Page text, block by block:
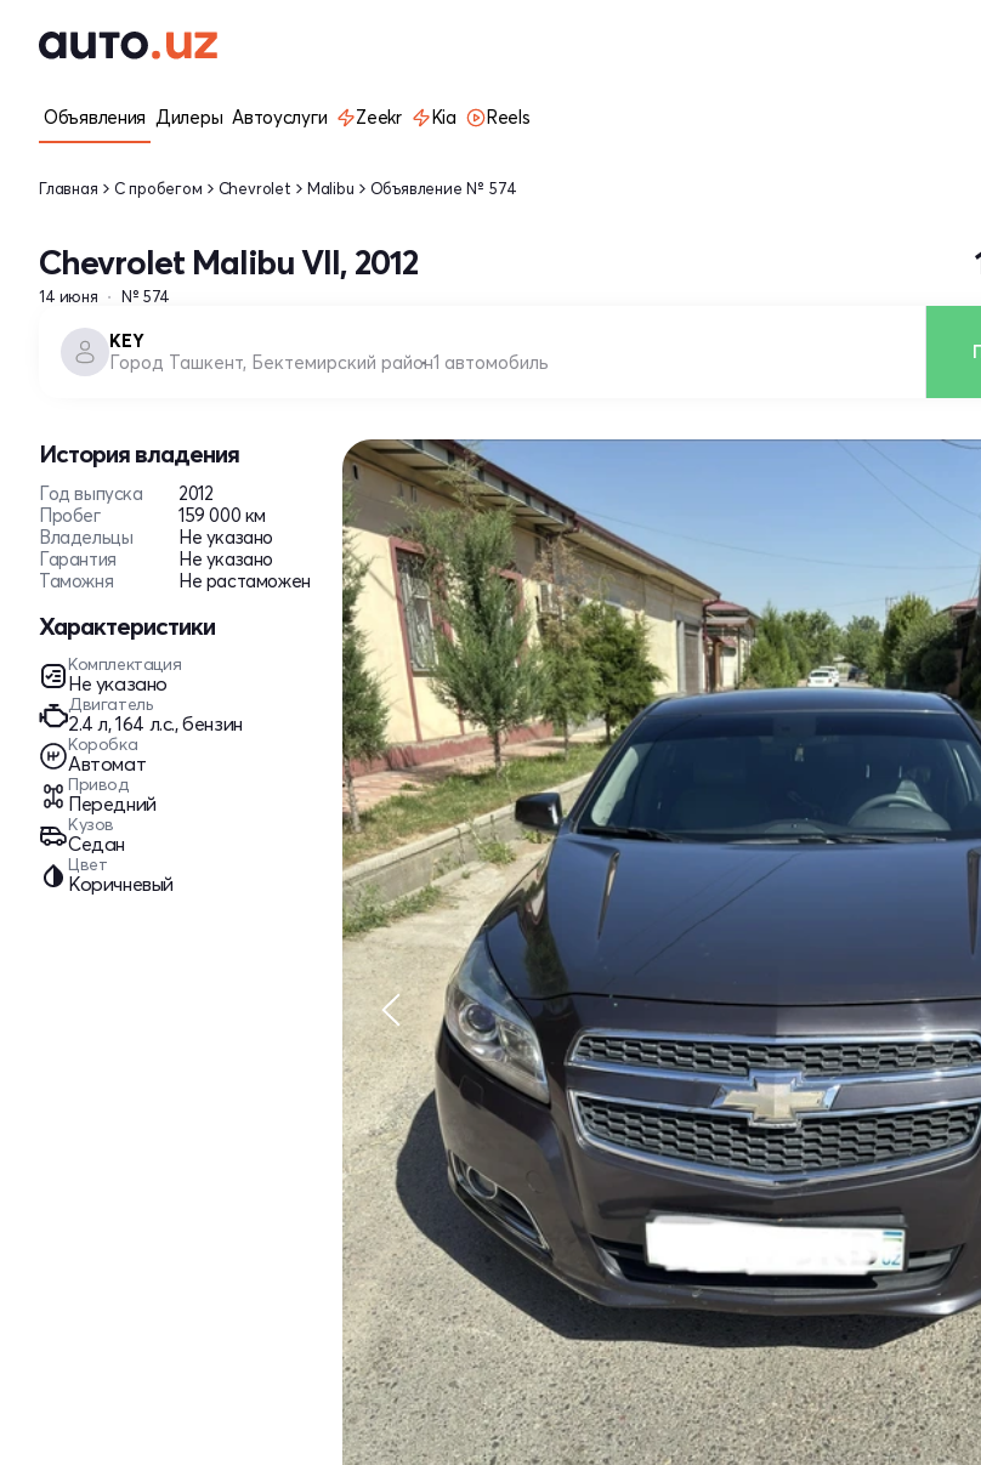
Объявления Дилеры Автоуслуги Zeekr Kia Reels
Главная С пробегом Chevrolet Malibu Объявление № 574
Chevrolet Malibu VII, 2012
14 июня № 574
KEY
Город Ташкент, Бектемирский район1 автомобиль
История владения
Год выпуска
2012
Пробег
159 000 км
Владельцы
Не указано
Гарантия
Не указано
Таможня
Не растаможен
Характеристики
Комплектация
Не указано
Двигатель
2.4 л, 164 л.с., бензин
Коробка
Автомат
Привод
Передний
Кузов
Седан
Цвет
Коричневый